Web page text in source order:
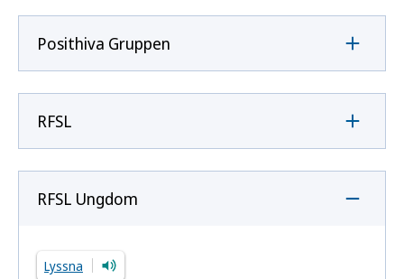
Posithiva Gruppen
RFSL
RFSL Ungdom
Lyssna